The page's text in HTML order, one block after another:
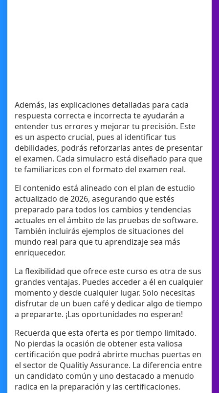
Además, las explicaciones detalladas para cada
respuesta correcta e incorrecta te ayudarán a
entender tus errores y mejorar tu precisión. Este
es un aspecto crucial, pues al identificar tus
debilidades, podrás reforzarlas antes de presentar
el examen. Cada simulacro está diseñado para que
te familiarices con el formato del examen real.
El contenido está alineado con el plan de estudio
actualizado de 2026, asegurando que estés
preparado para todos los cambios y tendencias
actuales en el ámbito de las pruebas de software.
También incluirás ejemplos de situaciones del
mundo real para que tu aprendizaje sea más
enriquecedor.
La flexibilidad que ofrece este curso es otra de sus
grandes ventajas. Puedes acceder a él en cualquier
momento y desde cualquier lugar. Solo necesitas
disfrutar de un buen café y dedicar algo de tiempo
a prepararte. ¡Las oportunidades no esperan!
Recuerda que esta oferta es por tiempo limitado.
No pierdas la ocasión de obtener esta valiosa
certificación que podrá abrirte muchas puertas en
el sector de Qualitiy Assurance. La diferencia entre
un candidato común y uno destacado a menudo
radica en la preparación y las certificaciones.